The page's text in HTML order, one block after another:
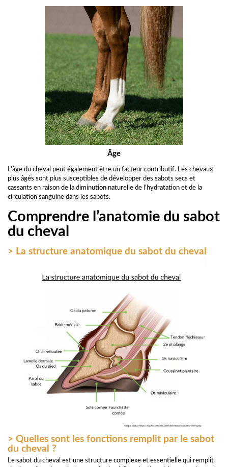
Âge
L'âge du cheval peut également être un facteur contributif. Les chevaux
plus âgés sont plus susceptibles de développer des sabots secs et
cassants en raison de la diminution naturelle de l'hydratation et de la
circulation sanguine dans les sabots.
Comprendre l’anatomie du sabot
du cheval
> La structure anatomique du sabot du cheval
> Quelles sont les fonctions remplit par le sabot
du cheval ?
Le sabot du cheval est une structure complexe et essentielle qui remplit